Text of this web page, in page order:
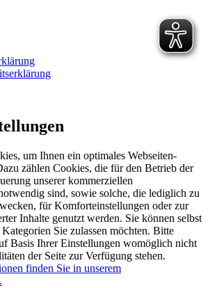
um Ihnen ein optimales Webseiten-
zählen Cookies, die für den Betrieb der
unserer kommerziellen
sind, sowie solche, die lediglich zu
für Komforteinstellungen oder zur
Inhalte genutzt werden. Sie können selbst
Sie zulassen möchten. Bitte
Basis Ihrer Einstellungen womöglich nicht
der Seite zur Verfügung stehen.
finden Sie in unserem